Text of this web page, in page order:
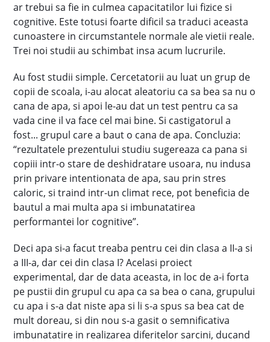
ar trebui sa fie in culmea capacitatilor lui fizice si
cognitive. Este totusi foarte dificil sa traduci aceasta
cunoastere in circumstantele normale ale vietii reale.
Trei noi studii au schimbat insa acum lucrurile.
Au fost studii simple. Cercetatorii au luat un grup de
copii de scoala, i-au alocat aleatoriu ca sa bea sa nu o
cana de apa, si apoi le-au dat un test pentru ca sa
vada cine il va face cel mai bine. Si castigatorul a
fost... grupul care a baut o cana de apa. Concluzia:
“rezultatele prezentului studiu sugereaza ca pana si
copiii intr-o stare de deshidratare usoara, nu indusa
prin privare intentionata de apa, sau prin stres
caloric, si traind intr-un climat rece, pot beneficia de
bautul a mai multa apa si imbunatatirea
performantei lor cognitive”.
Deci apa si-a facut treaba pentru cei din clasa a II-a si
a III-a, dar cei din clasa I? Acelasi proiect
experimental, dar de data aceasta, in loc de a-i forta
pe pustii din grupul cu apa ca sa bea o cana, grupului
cu apa i s-a dat niste apa si li s-a spus sa bea cat de
mult doreau, si din nou s-a gasit o semnificativa
imbunatatire in realizarea diferitelor sarcini, ducand